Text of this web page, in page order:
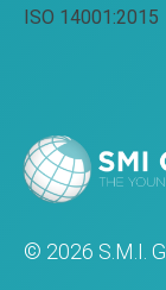
ISO 14001:2015
© 2026 S.M.I.